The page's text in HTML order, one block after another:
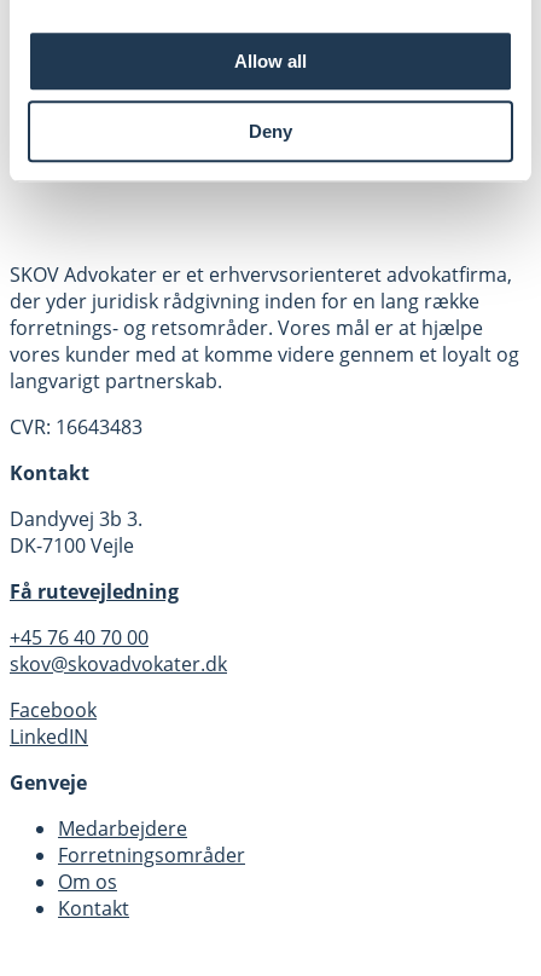
Allow all
Deny
Medarbejdere
Forretningsområder
Om os
Kontakt
SKOV Advokater er et erhvervsorienteret advokatfirma,
der yder juridisk rådgivning inden for en lang række
forretnings- og retsområder. Vores mål er at hjælpe
vores kunder med at komme videre gennem et loyalt og
langvarigt partnerskab.
CVR: 16643483
Kontakt
Dandyvej 3b 3.
DK-7100 Vejle
Få rutevejledning
+45 76 40 70 00
skov@skovadvokater.dk
Facebook
LinkedIN
Genveje
Medarbejdere
Forretningsområder
Om os
Kontakt